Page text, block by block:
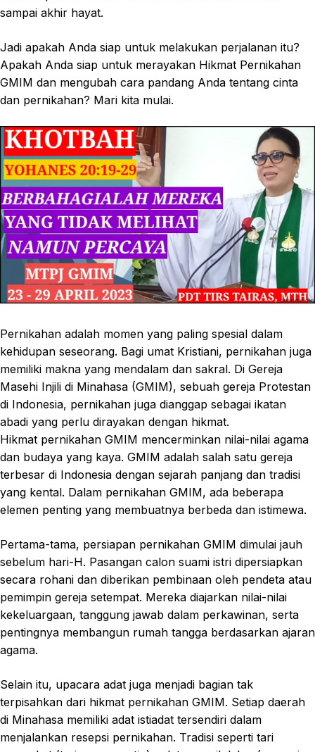
sampai akhir hayat.
Jadi apakah Anda siap untuk melakukan perjalanan itu?
Apakah Anda siap untuk merayakan Hikmat Pernikahan
GMIM dan mengubah cara pandang Anda tentang cinta
dan pernikahan? Mari kita mulai.
Pernikahan adalah momen yang paling spesial dalam
kehidupan seseorang. Bagi umat Kristiani, pernikahan juga
memiliki makna yang mendalam dan sakral. Di Gereja
Masehi Injili di Minahasa (GMIM), sebuah gereja Protestan
di Indonesia, pernikahan juga dianggap sebagai ikatan
abadi yang perlu dirayakan dengan hikmat.
Hikmat pernikahan GMIM mencerminkan nilai-nilai agama
dan budaya yang kaya. GMIM adalah salah satu gereja
terbesar di Indonesia dengan sejarah panjang dan tradisi
yang kental. Dalam pernikahan GMIM, ada beberapa
elemen penting yang membuatnya berbeda dan istimewa.
Pertama-tama, persiapan pernikahan GMIM dimulai jauh
sebelum hari-H. Pasangan calon suami istri dipersiapkan
secara rohani dan diberikan pembinaan oleh pendeta atau
pemimpin gereja setempat. Mereka diajarkan nilai-nilai
kekeluargaan, tanggung jawab dalam perkawinan, serta
pentingnya membangun rumah tangga berdasarkan ajaran
agama.
Selain itu, upacara adat juga menjadi bagian tak
terpisahkan dari hikmat pernikahan GMIM. Setiap daerah
di Minahasa memiliki adat istiadat tersendiri dalam
menjalankan resepsi pernikahan. Tradisi seperti tari